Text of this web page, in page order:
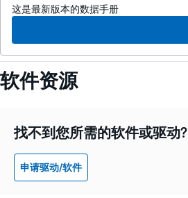
这是最新版本的数据手册
软件资源
找不到您所需的软件或驱动?
申请驱动/软件